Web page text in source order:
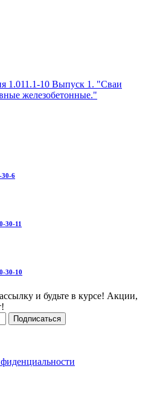
1.011.1-10 Выпуск 1. "Сваи
железобетонные."
30-6
30-11
30-10
и будьте в курсе! Акции,
Подписаться